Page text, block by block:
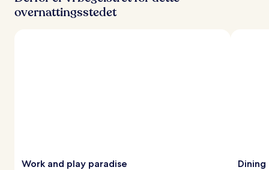
overnattingsstedet
Work and play paradise